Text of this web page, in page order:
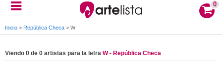
0
Inicio > República Checa > W
Viendo 0 de 0 artistas para la letra W - República Checa